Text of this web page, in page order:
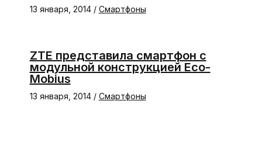
13 января, 2014 / Смартфоны
ZTE представила смартфон с
модульной конструкцией Eco-
Mobius
13 января, 2014 / Смартфоны